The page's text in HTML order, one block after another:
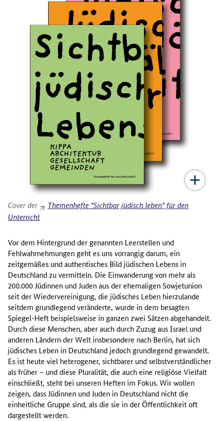
Cover der
Themenhefte "Sichtbar jüdisch leben" für den
Unterricht
Vor dem Hintergrund der genannten Leerstellen und
Fehlwahrnehmungen geht es uns vorrangig darum, ein
zeitgemäßes und authentisches Bild jüdischen Lebens in
Deutschland zu vermitteln. Die Einwanderung von mehr als
200.000 Jüdinnen und Juden aus der ehemaligen Sowjetunion
seit der Wiedervereinigung, die jüdisches Leben hierzulande
seitdem grundlegend veränderte, wurde in dem besagten
Spiegel-Heft beispielsweise in ganzen zwei Sätzen abgehandelt.
Durch diese Menschen, aber auch durch Zuzug aus Israel und
anderen Ländern der Welt insbesondere nach Berlin, hat sich
jüdisches Leben in Deutschland jedoch grundlegend gewandelt.
Es ist heute viel heterogener, sichtbarer und selbstverständlicher
als früher – und diese Pluralität, die auch eine religiöse Vielfalt
einschließt, steht bei unseren Heften im Fokus. Wir wollen
zeigen, dass Jüdinnen und Juden in Deutschland nicht die
einheitliche Gruppe sind, als die sie in der Öffentlichkeit oft
dargestellt werden.